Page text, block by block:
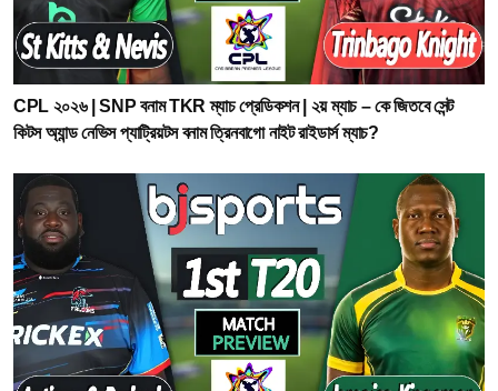
CPL ২০২৬ | SNP বনাম TKR ম্যাচ প্রেডিকশন | ২য় ম্যাচ – কে জিতবে সেন্ট
কিটস অ্যান্ড নেভিস প্যাট্রিয়টস বনাম ত্রিনবাগো নাইট রাইডার্স ম্যাচ?